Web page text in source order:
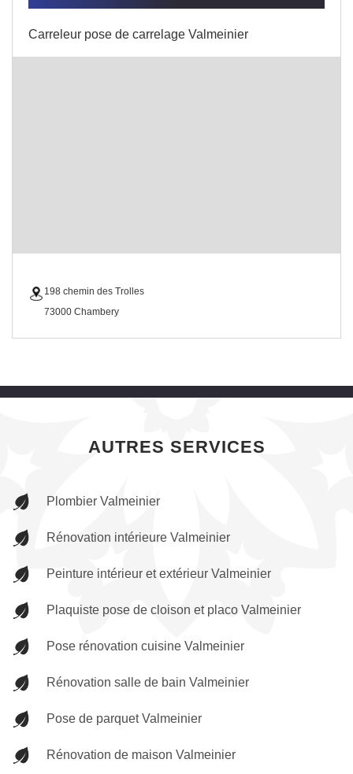
Carreleur pose de carrelage Valmeinier
198 chemin des Trolles
73000 Chambery
AUTRES SERVICES
Plombier Valmeinier
Rénovation intérieure Valmeinier
Peinture intérieur et extérieur Valmeinier
Plaquiste pose de cloison et placo Valmeinier
Pose rénovation cuisine Valmeinier
Rénovation salle de bain Valmeinier
Pose de parquet Valmeinier
Rénovation de maison Valmeinier